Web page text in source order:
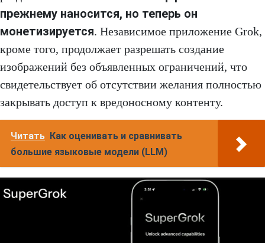
прежнему наносится, но теперь он
монетизируется. Независимое приложение Grok,
кроме того, продолжает разрешать создание
изображений без объявленных ограничений, что
свидетельствует об отсутствии желания полностью
закрывать доступ к вредоносному контенту.
Читать Как оценивать и сравнивать
большие языковые модели (LLM)